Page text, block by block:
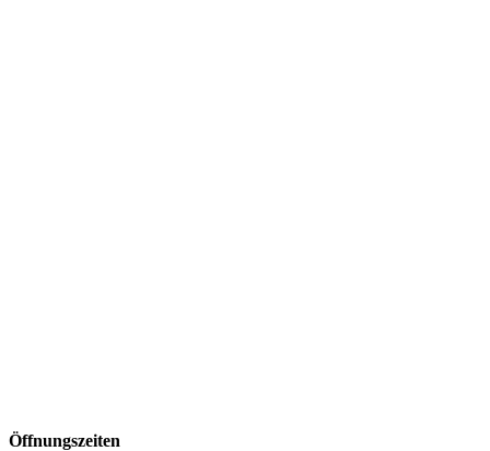
Öffnungszeiten